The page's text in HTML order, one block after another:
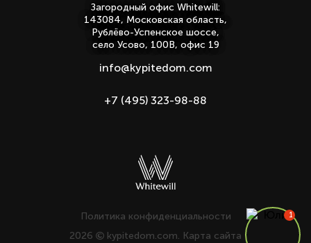
Загородный офис Whitewill:
143084, Московская область,
Рублёво-Успенское шоссе,
село Усово, 100В, офис 19
info@kypitedom.com
+7 (495) 323-98-88
Политика конфиденциальности
2026
kypitedom.com. Карта сайта